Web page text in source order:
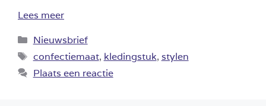
Lees meer
Categorieën
Nieuwsbrief
Tags
confectiemaat, kledingstuk, stylen
Plaats een reactie